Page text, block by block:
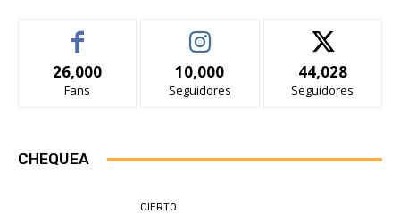
26,000
Fans
10,000
Seguidores
44,028
Seguidores
CHEQUEA
CIERTO